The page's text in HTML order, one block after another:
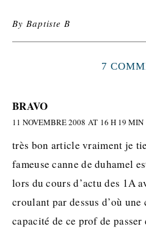
ByBaptiste B
7
BRAVO
11 NOVEMBRE 2008 AT 16 H 19 MIN
très bon article vraiment je
fameuse canne de duhamel
lors du cours d’actu des 1A
croulant par dessus d’où
capacité de ce prof de